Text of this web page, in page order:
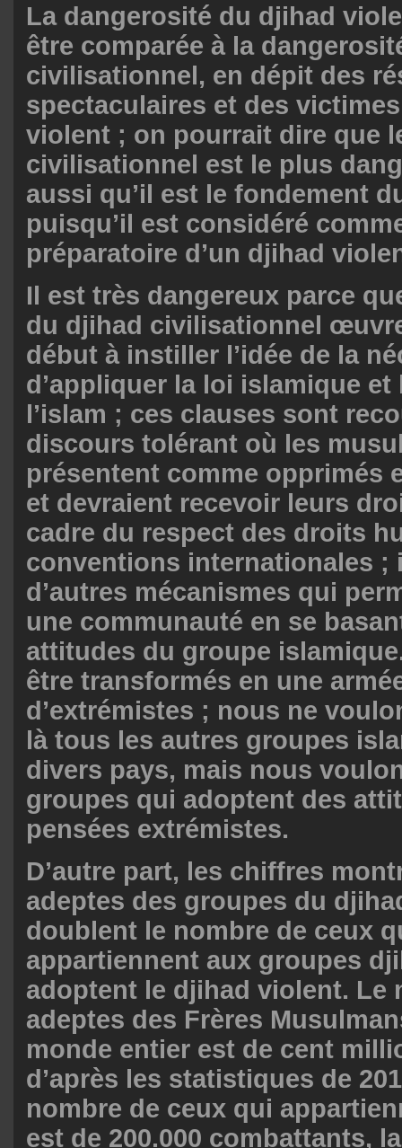
La dangerosité du djihad
être comparée à la
civilisationnel, en dépit des
spectaculaires et des
violent ; on pourrait dire que
civilisationnel est le plus
aussi qu’il est le fondement
puisqu’il est considéré
préparatoire d’un djihad
Il est très dangereux parce
du djihad civilisationnel
début à instiller l’idée de la
d’appliquer la loi islamique et
l’islam ; ces clauses sont
discours tolérant où les
présentent comme opprimés
et devraient recevoir leurs
cadre du respect des droits
conventions internationales ;
d’autres mécanismes qui
une communauté en se
attitudes du groupe
être transformés en une
d’extrémistes ; nous ne
là tous les autres groupes
divers pays, mais nous
groupes qui adoptent des
pensées extrémistes.
D’autre part, les chiffres
adeptes des groupes du
doublent le nombre de ceux
appartiennent aux groupes
adoptent le djihad violent. Le
adeptes des Frères
monde entier est de cent
d’après les statistiques de
nombre de ceux qui
est de 200.000 combattants,